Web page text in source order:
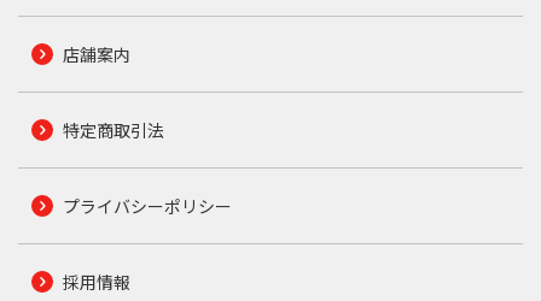
店舗案内
特定商取引法
プライバシーポリシー
採用情報